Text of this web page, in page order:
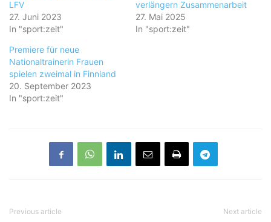
LFV
27. Juni 2023
In "sport:zeit"
verlängern Zusammenarbeit
27. Mai 2025
In "sport:zeit"
Premiere für neue
Nationaltrainerin Frauen
spielen zweimal in Finnland
20. September 2023
In "sport:zeit"
Previous article Next article